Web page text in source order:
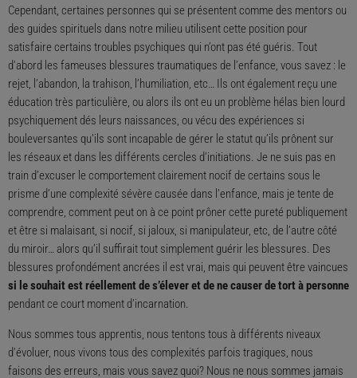
Cependant, certaines personnes qui se présentent comme des mentors ou
des guides spirituels dans notre milieu utilisent cette position pour
satisfaire certains troubles psychiques qui n’ont pas été guéris. Tout
d’abord les fameuses blessures traumatiques de l’enfance, vous savez : le
rejet, l’abandon, la trahison, l’humiliation, etc… Ils ont également reçu une
éducation très particulière, ou alors ils ont eu un problème hélas bien lourd
psychiquement dés leurs naissances, ou vécu des expériences si
bouleversantes qu’ils sont incapable de gérer le statut qu’ils prônent sur
les réseaux et dans les différents cercles d’initiations. Je ne suis pas en
train d’excuser le comportement clairement nocif de certains sous le
prisme d’une complexité sévère causée dans l’enfance, mais je tente de
comprendre, comment peut on à ce point prôner cette pureté publiquement
et être si malaisant, si nocif, si jaloux, si manipulateur, etc, de l’autre côté
du miroir… alors qu’il suffirait tout simplement guérir les blessures. Des
blessures profondément ancrées il est vrai, mais qui peuvent être vaincues
si le souhait est réellement de s’élever et de ne causer de tort à personne
pendant ce court moment d’incarnation.
Nous sommes tous apprentis, nous tentons tous à différents niveaux
d’évoluer, nous vivons tous des complexités parfois tragiques, nous
faisons des erreurs, mais vous savez quoi? Nous ne nous sommes jamais